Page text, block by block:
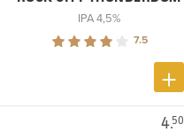
IPA 4,5%
7.5
4.50